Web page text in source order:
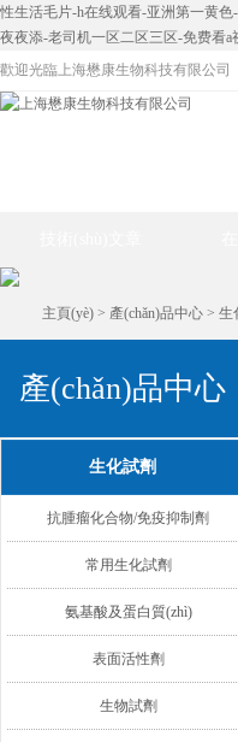
性生活毛片-h在线观看-亚洲第一黄
夜夜添-老司机一区二区三区-免费看a
歡迎光臨上海懋康生物科技有限公司
主頁(yè) > 產(chǎn)品中心 > 生
產(chǎn)品中心
生化試劑
抗腫瘤化合物/免疫抑制劑
常用生化試劑
氨基酸及蛋白質(zhì)
表面活性劑
生物試劑